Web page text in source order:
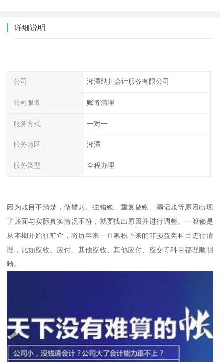
详细说明
公司 湘潭纳川会计服务有限公司
公司服务 账务清理
服务方式 一对一
服务地区 湘潭
服务类型 全程办理
因为账目不清楚，做错账、挂错账、重复做账、漏记账等原因出现
了账面与实际真实情况不符，就要找出原因并进行调整。一般都是
从本期开始往前查，将历年来一直累积下来的非损益类科目进行清
理，比如应收、应付、其他应收、其他应付、应交等科目都理顺明
晰。